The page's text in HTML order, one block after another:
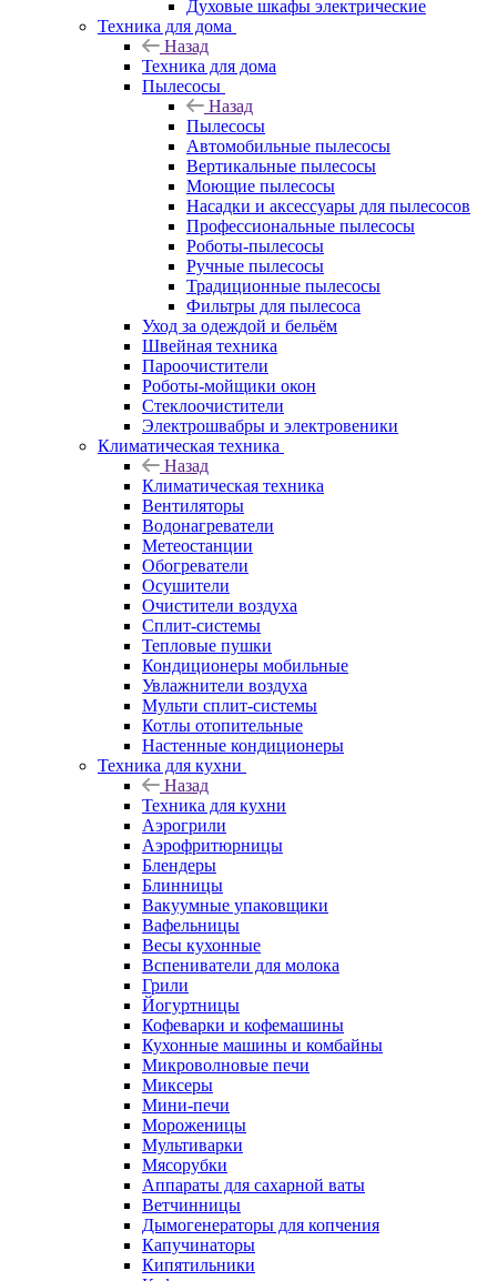
Духовые шкафы электрические
Техника для дома
Назад
Техника для дома
Пылесосы
Назад
Пылесосы
Автомобильные пылесосы
Вертикальные пылесосы
Моющие пылесосы
Насадки и аксессуары для пылесосов
Профессиональные пылесосы
Роботы-пылесосы
Ручные пылесосы
Традиционные пылесосы
Фильтры для пылесоса
Уход за одеждой и бельём
Швейная техника
Пароочистители
Роботы-мойщики окон
Стеклоочистители
Электрошвабры и электровеники
Климатическая техника
Назад
Климатическая техника
Вентиляторы
Водонагреватели
Метеостанции
Обогреватели
Осушители
Очистители воздуха
Сплит-системы
Тепловые пушки
Кондиционеры мобильные
Увлажнители воздуха
Мульти сплит-системы
Котлы отопительные
Настенные кондиционеры
Техника для кухни
Назад
Техника для кухни
Аэрогрили
Аэрофритюрницы
Блендеры
Блинницы
Вакуумные упаковщики
Вафельницы
Весы кухонные
Вспениватели для молока
Грили
Йогуртницы
Кофеварки и кофемашины
Кухонные машины и комбайны
Микроволновые печи
Миксеры
Мини-печи
Мороженицы
Мультиварки
Мясорубки
Аппараты для сахарной ваты
Ветчинницы
Дымогенераторы для копчения
Капучинаторы
Кипятильники